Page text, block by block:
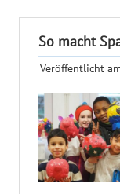
So macht
Veröffentlicht